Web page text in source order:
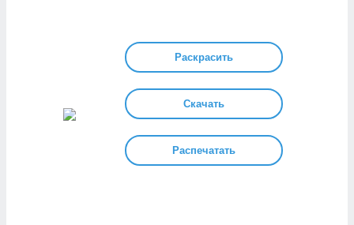
Раскрасить
Скачать
Распечатать